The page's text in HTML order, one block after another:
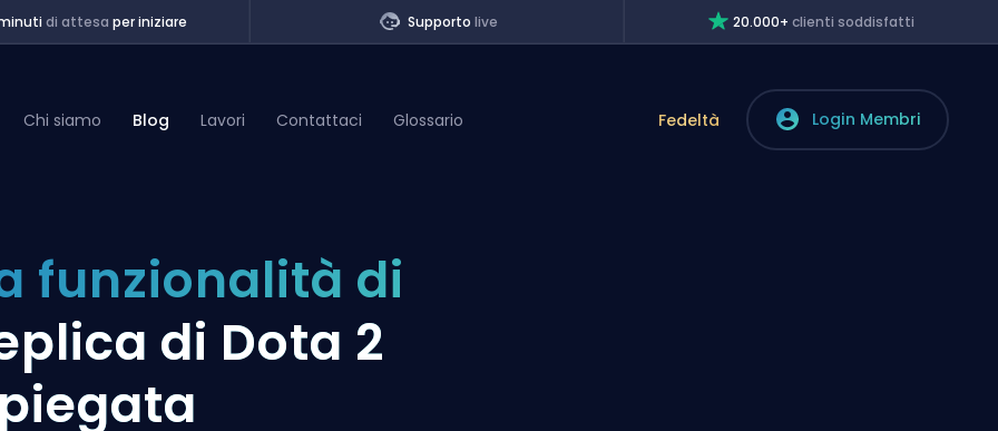
di attesa per iniziare Supporto live 20.000+clienti soddisfatti
Chi siamo Blog Lavori Contattaci Glossario Fedeltà Login Membri
funzionalità di
di Dota 2